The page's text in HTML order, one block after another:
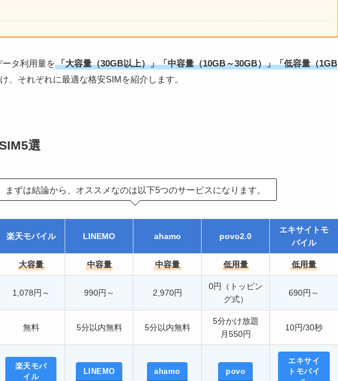
タ利用量を「大容量（30GB以上）」「中容量（10GB～30GB）」「低容量（1GB
、それぞれに最適な格安SIMを紹介します。
選
まずは結論から、オススメなのは以下5つのサービスになります。
楽天モバイル LINEMO ahamo povo2.0
エキサイトモ
バイル
大容量 中容量 中容量 低用量 低用量
1,078円～ 990円～ 2,970円
0円（トッピン
グ式）
690円～
無料 5分以内無料 5分以内無料
5分かけ放題
月550円
10円/30秒
楽天モバ
イル
LINEMO ahamo povo
エキサイ
トモバイ